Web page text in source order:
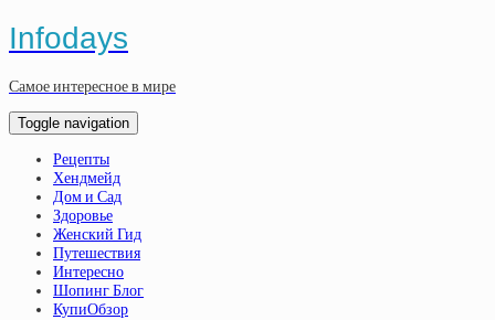
Infodays
Самое интересное в мире
Toggle navigation
Рецепты
Хендмейд
Дом и Сад
Здоровье
Женский Гид
Путешествия
Интересно
Шопинг Блог
КупиОбзор